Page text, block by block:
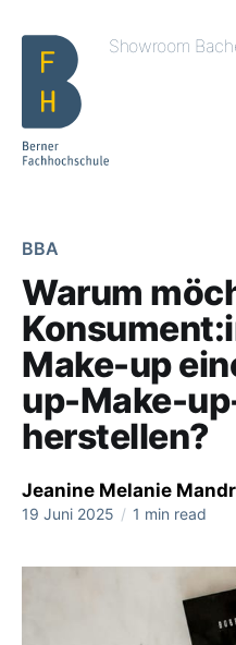
Showroom
BBA
Warum
Make-up
up-Make-
herstellen?
Jeanine Melanie
19 Juni 2025 / 1 min read